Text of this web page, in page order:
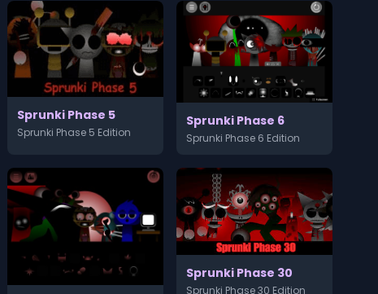
Sprunki Phase 5
Sprunki Phase 5 Edition
Sprunki Phase 6
Sprunki Phase 6 Edition
Sprunki Phase 30
Sprunki Phase 30 Edition